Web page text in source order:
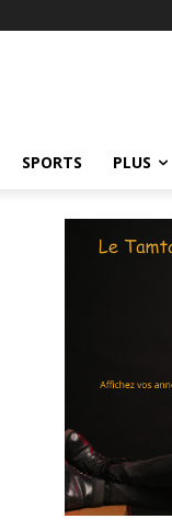
SPORTS PLUS